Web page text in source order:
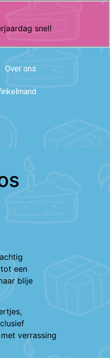
snel!
Over ons
een
blije
verrassing